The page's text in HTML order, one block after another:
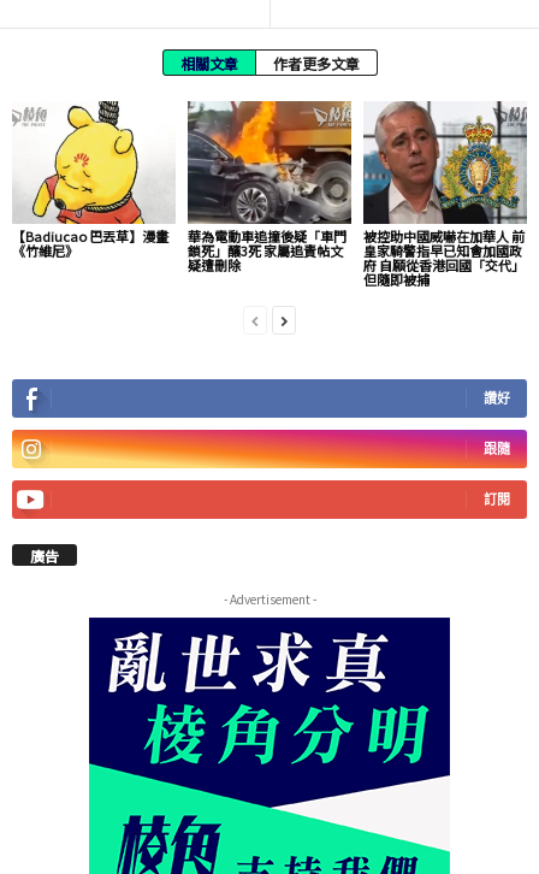
相關文章 作者更多文章
【Badiucao 巴丟草】漫畫
《竹維尼》
華為電動車追撞後疑「車門
鎖死」釀3死 家屬追責帖文
疑遭刪除
被控助中國威嚇在加華人 前
皇家騎警指早已知會加國政
府 自願從香港回國「交代」
但隨即被捕
讚好
跟隨
訂閱
廣告
- Advertisement -